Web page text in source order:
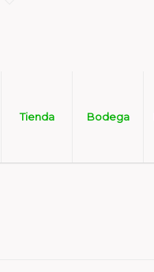
Tienda Bodega